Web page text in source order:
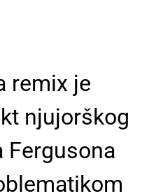
remix je
njujorškog
Fergusona